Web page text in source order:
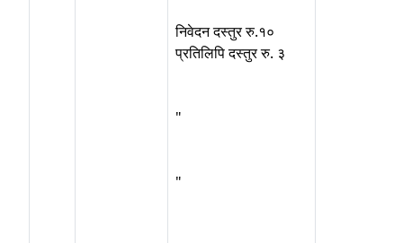
निवेदन दस्तुर रु.१०
प्रतिलिपि दस्तुर रु. ३
"
"